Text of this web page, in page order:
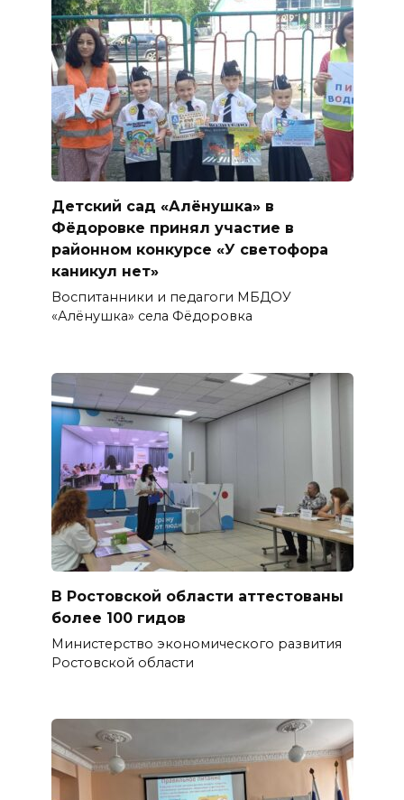
Детский сад «Алёнушка» в
Фёдоровке принял участие в
районном конкурсе «У светофора
каникул нет»
Воспитанники и педагоги МБДОУ
«Алёнушка» села Фёдоровка
В Ростовской области аттестованы
более 100 гидов
Министерство экономического развития
Ростовской области